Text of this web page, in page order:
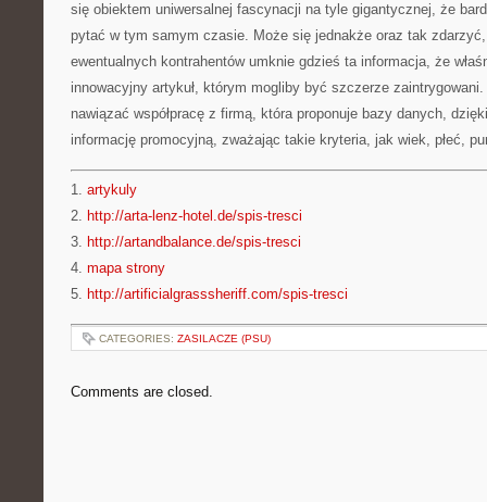
się obiektem uniwersalnej fascynacji na tyle gigantycznej, że
pytać w tym samym czasie. Może się jednakże oraz tak
ewentualnych kontrahentów umknie gdzieś ta informacja, że
innowacyjny artykuł, którym mogliby być szczerze
nawiązać współpracę z firmą, która proponuje bazy danych,
informację promocyjną, zważając takie kryteria, jak wiek, płeć,
1. artykuly
2. http://arta-lenz-hotel.de/spis-tresci
3. http://artandbalance.de/spis-tresci
4. mapa strony
5. http://artificialgrasssheriff.com/spis-tresci
CATEGORIES: ZASILACZE (PSU)
Comments are closed.